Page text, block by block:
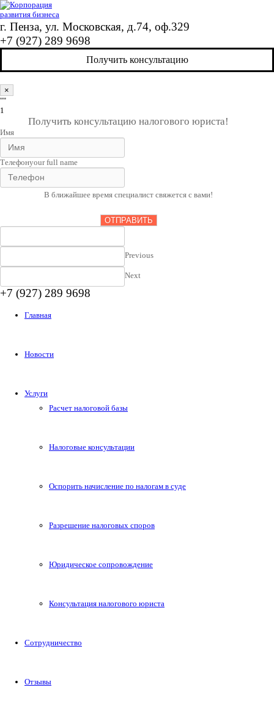
г. Пенза, ул. Московская, д.74, оф.329
+7 (927) 289 9698
Получить консультацию
×
""
1
Получить консультацию налогового юриста!
Имя
Телефонyour full name
В ближайшее время специалист свяжется с вами!
ОТПРАВИТЬ
Previous
Next
+7 (927) 289 9698
Главная
Новости
Услуги
Расчет налоговой базы
Налоговые консультации
Оспорить начисление по налогам в суде
Разрешение налоговых споров
Юридическое сопровождение
Консультация налогового юриста
Сотрудничество
Отзывы